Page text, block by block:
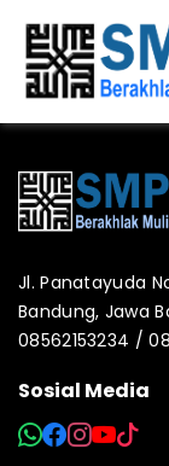
Jl. Panatayuda
Bandung, Jawa
08562153234 /
Sosial Media